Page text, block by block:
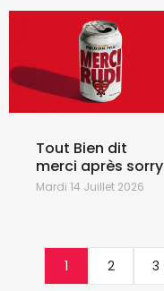
Tout Bien dit
merci après sorry
Mardi 14 Juillet 2026
1 2 3